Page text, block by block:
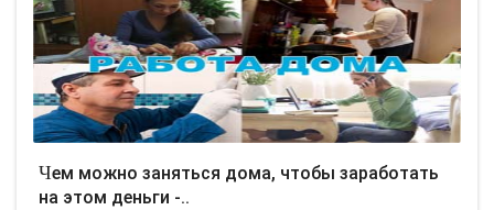
Чем можно заняться дома, чтобы заработать
на этом деньги -..